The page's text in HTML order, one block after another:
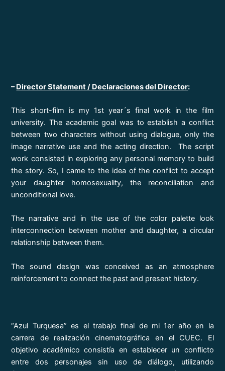
–Director Statement / Declaraciones del Director:
This short-film is my 1st year´s final work in the film
university. The academic goal was to establish a conflict
between two characters without using dialogue, only the
image narrative use and the acting direction. The script
work consisted in exploring any personal memory to build
the story. So, I came to the idea of the conflict to accept
your daughter homosexuality, the reconciliation and
unconditional love.
The narrative and in the use of the color palette look
interconnection between mother and daughter, a circular
relationship between them.
The sound design was conceived as an atmosphere
reinforcement to connect the past and present history.
“Azul Turquesa” es el trabajo final de mi 1er año en la
carrera de realización cinematográfica en el CUEC. El
objetivo académico consistía en establecer un conflicto
entre dos personajes sin uso de diálogo, utilizando